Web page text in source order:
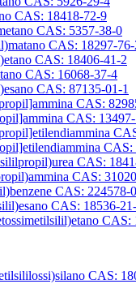
CAS: 18418-72-9
CAS: 5357-38-0
CAS: 18297-76-
CAS: 18406-41-2
CAS: 16068-37-4
CAS: 87135-01-1
CAS:
CAS:
CAS:
CAS:
CAS:
CAS: 224578-
CAS: 18536-
CAS:
CAS: